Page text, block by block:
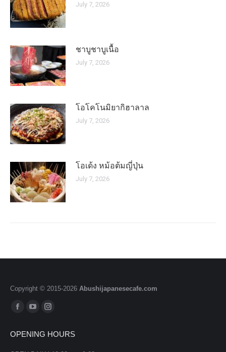
July 7, 2026
ชาบูชาบูเนื้อ
July 7, 2026
โอโคโนมิยากิฮาลาล
July 7, 2026
โอเด้ง หม้อต้มญี่ปุ่น
July 7, 2026
Copyright © 2015-2026 Abushijapanesecafe.com
Find us on:
Facebook
opens
YouTube
opens
Instagram
opens
OPENING HOURS